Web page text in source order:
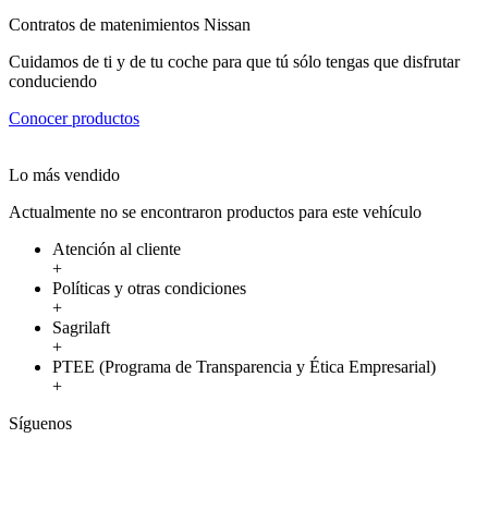
Contratos de matenimientos Nissan
Cuidamos de ti y de tu coche para que tú sólo tengas que disfrutar
conduciendo
Conocer productos
Lo más vendido
Actualmente no se encontraron productos para este vehículo
Atención al cliente
+
Políticas y otras condiciones
+
Sagrilaft
+
PTEE (Programa de Transparencia y Ética Empresarial)
+
Síguenos